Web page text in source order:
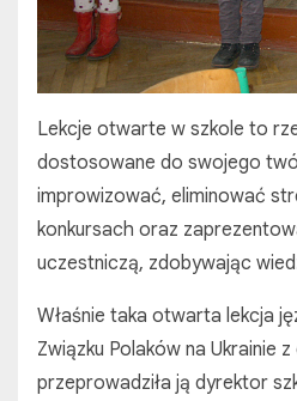
Lekcje otwarte w szkole to
dostosowane do swojego
improwizować, eliminować
konkursach oraz
uczestniczą, zdobywając
Właśnie taka otwarta lekcja
Związku Polaków na Ukrainie
przeprowadziła ją dyrektor